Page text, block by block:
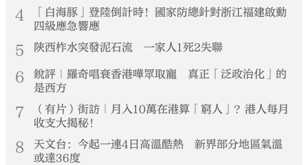
4
「白海豚」登陸倒計時！國家防總針對浙江福建啟動
四級應急響應
5 陝西柞水突發泥石流 一家人1死2失聯
6
銳評｜羅奇唱衰香港嘩眾取寵 真正「泛政治化」的
是西方
7
（有片）街訪｜月入10萬在港算「窮人」？港人每月
收支大揭秘！
8
天文台：今起一連4日高溫酷熱 新界部分地區氣溫
或達36度